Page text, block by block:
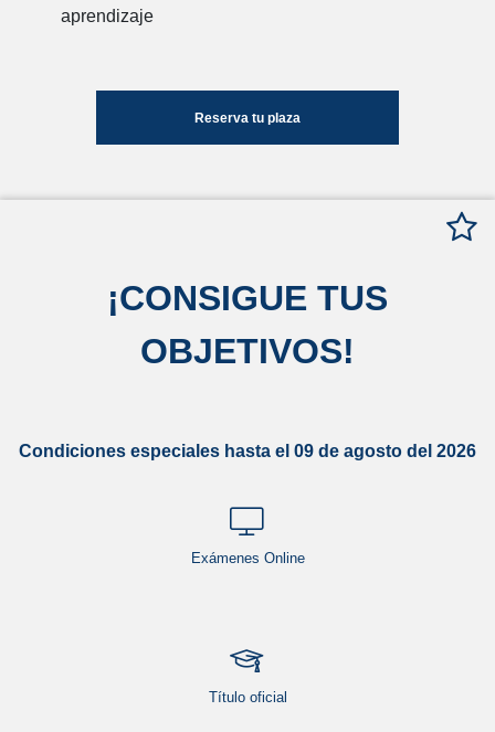
aprendizaje
Reserva tu plaza
¡CONSIGUE TUS
OBJETIVOS!
Condiciones especiales hasta el 09 de agosto del 2026
Exámenes Online
Título oficial